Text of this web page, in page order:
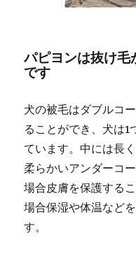
パピヨンは抜け毛
です
犬の被毛はダブルコ
ることができ、犬は1
ています。中には長
柔らかいアンダーコ
場合皮膚を保護する
場合保湿や体温など
す。